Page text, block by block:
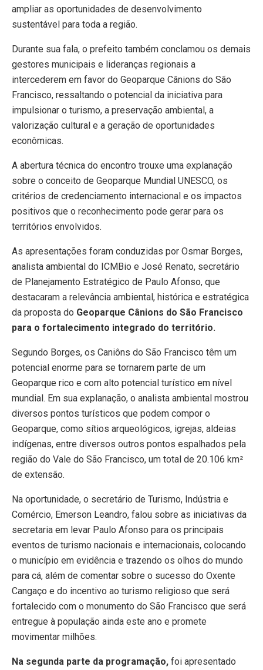
ampliar as oportunidades de desenvolvimento
sustentável para toda a região.
Durante sua fala, o prefeito também conclamou os demais
gestores municipais e lideranças regionais a
intercederem em favor do Geoparque Cânions do São
Francisco, ressaltando o potencial da iniciativa para
impulsionar o turismo, a preservação ambiental, a
valorização cultural e a geração de oportunidades
econômicas.
A abertura técnica do encontro trouxe uma explanação
sobre o conceito de Geoparque Mundial UNESCO, os
critérios de credenciamento internacional e os impactos
positivos que o reconhecimento pode gerar para os
territórios envolvidos.
As apresentações foram conduzidas por Osmar Borges,
analista ambiental do ICMBio e José Renato, secretário
de Planejamento Estratégico de Paulo Afonso, que
destacaram a relevância ambiental, histórica e estratégica
da proposta do Geoparque Cânions do São Francisco
para o fortalecimento integrado do território.
Segundo Borges, os Caniôns do São Francisco têm um
potencial enorme para se tornarem parte de um
Geoparque rico e com alto potencial turístico em nível
mundial. Em sua explanação, o analista ambiental mostrou
diversos pontos turísticos que podem compor o
Geoparque, como sítios arqueológicos, igrejas, aldeias
indígenas, entre diversos outros pontos espalhados pela
região do Vale do São Francisco, um total de 20.106 km²
de extensão.
Na oportunidade, o secretário de Turismo, Indústria e
Comércio, Emerson Leandro, falou sobre as iniciativas da
secretaria em levar Paulo Afonso para os principais
eventos de turismo nacionais e internacionais, colocando
o município em evidência e trazendo os olhos do mundo
para cá, além de comentar sobre o sucesso do Oxente
Cangaço e do incentivo ao turismo religioso que será
fortalecido com o monumento do São Francisco que será
entregue à população ainda este ano e promete
movimentar milhões.
Na segunda parte da programação, foi apresentado